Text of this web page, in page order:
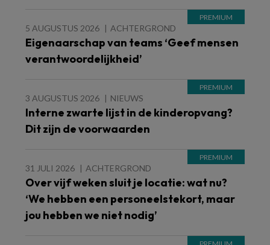
5 AUGUSTUS 2026 ACHTERGROND
Eigenaarschap van teams ‘Geef mensen
verantwoordelijkheid’
3 AUGUSTUS 2026 NIEUWS
Interne zwarte lijst in de kinderopvang?
Dit zijn de voorwaarden
31 JULI 2026 ACHTERGROND
Over vijf weken sluit je locatie: wat nu?
‘We hebben een personeelstekort, maar
jou hebben we niet nodig’